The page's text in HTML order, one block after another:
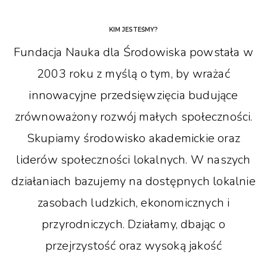
KIM JESTEŚMY?
Fundacja Nauka dla Środowiska powstała w
2003 roku z myślą o tym, by wrażać
innowacyjne przedsięwzięcia budujące
zrównoważony rozwój małych społeczności.
Skupiamy środowisko akademickie oraz
liderów społeczności lokalnych. W naszych
działaniach bazujemy na dostępnych lokalnie
zasobach ludzkich, ekonomicznych i
przyrodniczych. Działamy, dbając o
przejrzystość oraz wysoką jakość